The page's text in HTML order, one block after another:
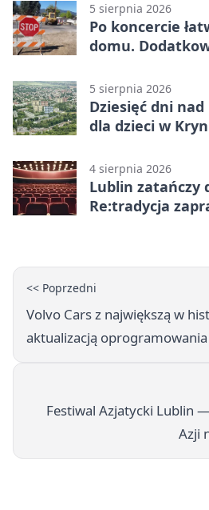
5 sierpnia 2026
Po koncercie
domu.
5 sierpnia 2026
Dziesięć dni
dla dzieci w
4 sierpnia 2026
Lublin zatańczy
Re:tradycja
<< Poprzedni
Volvo Cars z największą w
aktualizacją oprogramowania
Festiwal Azjatycki Lublin
Azji